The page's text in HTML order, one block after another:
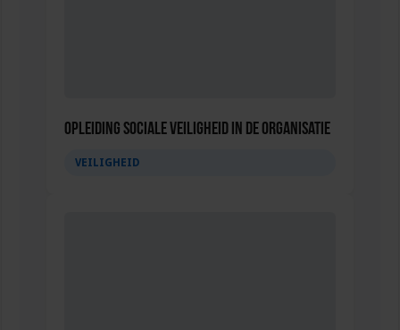
Opleiding Sociale Veiligheid in de Organisatie
VEILIGHEID